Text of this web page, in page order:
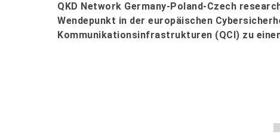
QKD Network Germany-Poland-Czech
Wendepunkt in der europäischen
Kommunikationsinfrastrukturen (QCI) zu